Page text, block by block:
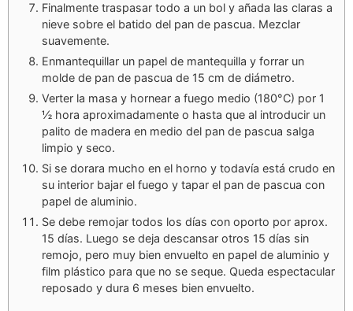
Finalmente traspasar todo a un bol y añada las claras a
nieve sobre el batido del pan de pascua. Mezclar
suavemente.
Enmantequillar un papel de mantequilla y forrar un
molde de pan de pascua de 15 cm de diámetro.
Verter la masa y hornear a fuego medio (180°C) por 1
½ hora aproximadamente o hasta que al introducir un
palito de madera en medio del pan de pascua salga
limpio y seco.
Si se dorara mucho en el horno y todavía está crudo en
su interior bajar el fuego y tapar el pan de pascua con
papel de aluminio.
Se debe remojar todos los días con oporto por aprox.
15 días. Luego se deja descansar otros 15 días sin
remojo, pero muy bien envuelto en papel de aluminio y
film plástico para que no se seque. Queda espectacular
reposado y dura 6 meses bien envuelto.